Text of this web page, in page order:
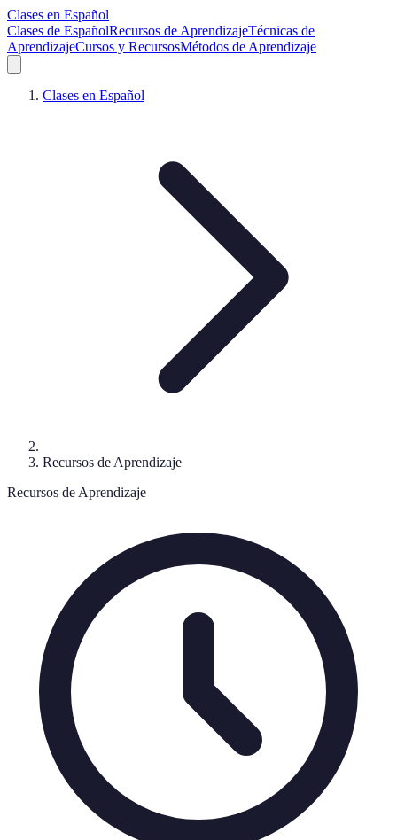
Clases en Español
Clases de EspañolRecursos de AprendizajeTécnicas de
AprendizajeCursos y RecursosMétodos de Aprendizaje
Clases en Español
Recursos de Aprendizaje
Recursos de Aprendizaje